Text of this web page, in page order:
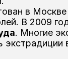
в
В 2009
. Многие